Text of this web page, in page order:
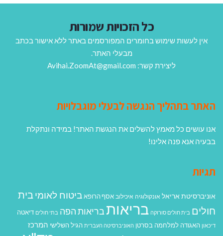
כל הזכויות שמורות
אין לעשות שימוש בחומרים המפורסמים באתר ללא אישור בכתב
מבעלי האתר.
ליצירת קשר: Avihai.ZoomAt@gmail.com
האתר בתהליך הנגשה לבעלי מוגבלויות
אנו עושים כל מאמץ להשלים את הנגשת האתר! במידה ונתקלת
בבעיה אנא פנה אלינו!
תגיות
אוניברסיטת אריאל אונקולוגיה איכילוב אסף הרופא ביטוח לאומיבית
חולים בית חולים סורוקה בריאותבריאות הפה בתי חולים דיאטה
דיכאון האגודה למלחמה בסרטן האוניברסיטה העברית הגיל השלישי המרכז